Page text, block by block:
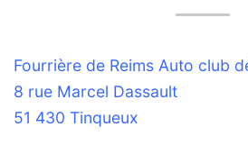
Fourrière de Reims Auto club
8 rue Marcel Dassault
51 430 Tinqueux